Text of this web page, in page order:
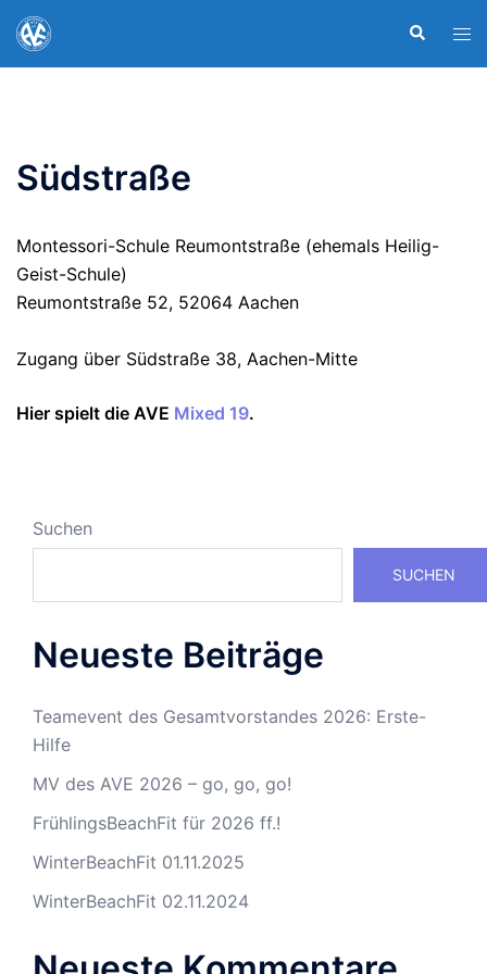
Zum
Inhalt
springen
Suche
Südstraße
Montessori-Schule Reumontstraße (ehemals Heilig-
Geist-Schule)
Reumontstraße 52, 52064 Aachen
Zugang über Südstraße 38, Aachen-Mitte
Hier spielt die AVE Mixed 19.
Suchen
SUCHEN
Neueste Beiträge
Teamevent des Gesamtvorstandes 2026: Erste-
Hilfe
MV des AVE 2026 – go, go, go!
FrühlingsBeachFit für 2026 ff.!
WinterBeachFit 01.11.2025
WinterBeachFit 02.11.2024